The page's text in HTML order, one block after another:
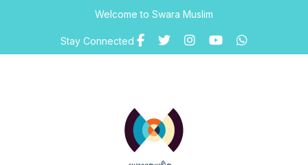
Welcome to Swara Muslim
Stay Connected